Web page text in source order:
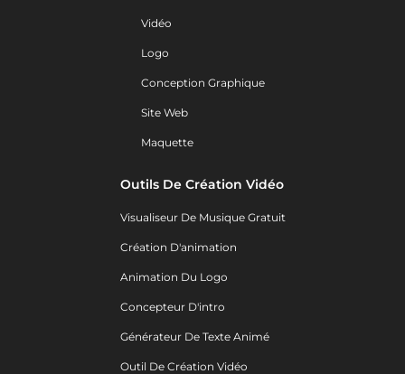
Vidéo
Logo
Conception Graphique
Site Web
Maquette
Outils De Création Vidéo
Visualiseur De Musique Gratuit
Création D'animation
Animation Du Logo
Concepteur D'intro
Générateur De Texte Animé
Outil De Création Vidéo